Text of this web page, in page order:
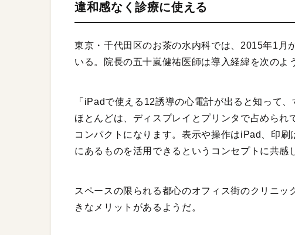
違和感なく診療に使える
東京・千代田区のお茶の水内科では、2015年1月
いる。院長の五十嵐健祐医師は導入経緯を次のよ
「iPadで使える12誘導の心電計が出ると知って
ほとんどは、ディスプレイとプリンタで占めら
コンパクトになります。表示や操作はiPad、印
にあるものを活用できるというコンセプトに共感
スペースの限られる都心のオフィス街のクリニ
きなメリットがあるようだ。